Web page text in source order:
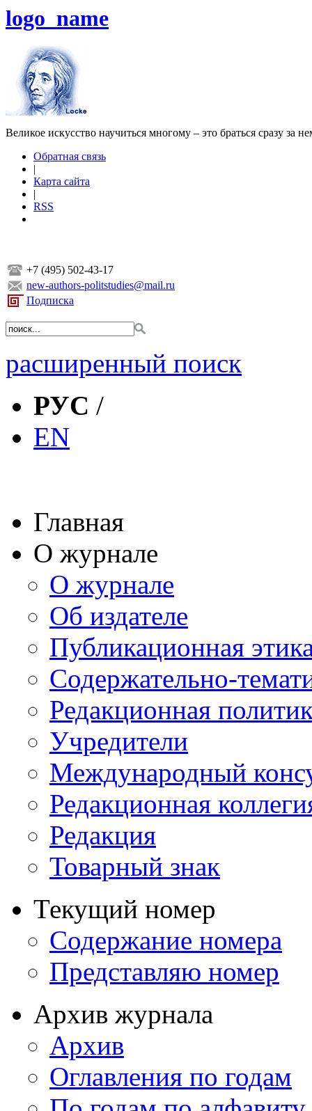
logo_name
Великое искусство научиться многому – это браться сразу за
Обратная связь
|
Карта сайта
|
RSS
+7 (495) 502-43-17
new-authors-politstudies@mail.ru
Подписка
расширенный поиск
РУС /
EN
Главная
О журнале
О журнале
Об издателе
Публикационная
Содержательно-
Редакционная
Учредители
Международный
Редакционная
Редакция
Товарный знак
Текущий номер
Содержание номера
Представляю номер
Архив журнала
Архив
Оглавления по годам